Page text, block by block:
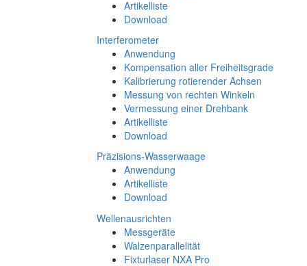
Artikelliste
Download
Interferometer
Anwendung
Kompensation aller Freiheitsgrade
Kalibrierung rotierender Achsen
Messung von rechten Winkeln
Vermessung einer Drehbank
Artikelliste
Download
Präzisions-Wasserwaage
Anwendung
Artikelliste
Download
Wellenausrichten
Messgeräte
Walzenparallelität
Fixturlaser NXA Pro